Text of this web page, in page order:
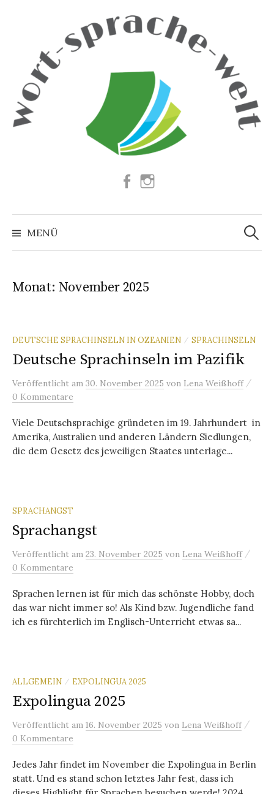
Facebook
MENÜ
Suchen
nach:
Monat: November 2025
DEUTSCHE SPRACHINSELN IN OZEANIEN / SPRACHINSELN
Deutsche Sprachinseln im Pazifik
Veröffentlicht am 30. November 2025 von Lena Weißhoff /
0 Kommentare
Viele Deutschsprachige gründeten im 19. Jahrhundert in
Amerika, Australien und anderen Ländern Siedlungen,
die dem Gesetz des jeweiligen Staates unterlage...
SPRACHANGST
Sprachangst
Veröffentlicht am 23. November 2025 von Lena Weißhoff /
0 Kommentare
Sprachen lernen ist für mich das schönste Hobby, doch
das war nicht immer so! Als Kind bzw. Jugendliche fand
ich es fürchterlich im Englisch-Unterricht etwas sa...
ALLGEMEIN / EXPOLINGUA 2025
Expolingua 2025
Veröffentlicht am 16. November 2025 von Lena Weißhoff /
0 Kommentare
Jedes Jahr findet im November die Expolingua in Berlin
statt. Und es stand schon letztes Jahr fest, dass ich